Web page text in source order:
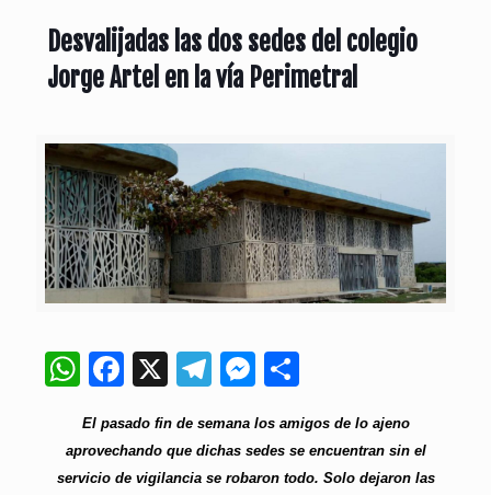
Desvalijadas las dos sedes del colegio
Jorge Artel en la vía Perimetral
WhatsApp
Facebook
X Telegram
Messenger
El pasado fin de semana los amigos de lo ajeno
aprovechando que dichas sedes se encuentran sin el
servicio de vigilancia se robaron todo. Solo dejaron las